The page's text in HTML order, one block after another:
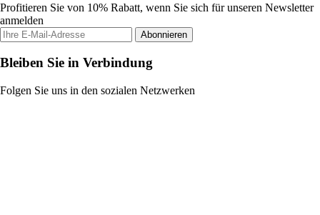
Profitieren Sie von 10% Rabatt, wenn Sie sich für unseren Newsletter
anmelden
Abonnieren
Bleiben Sie in Verbindung
Folgen Sie uns in den sozialen Netzwerken